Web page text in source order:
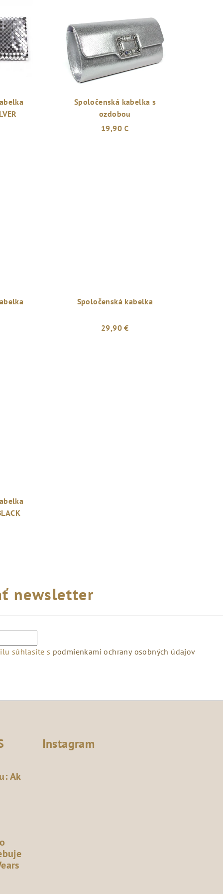
Spoločenská kabelka s
ozdobou
19,90 €
Spoločenská kabelka
29,90 €
newsletter
súhlasíte s podmienkami ochrany osobných údajov
Ak
Instagram